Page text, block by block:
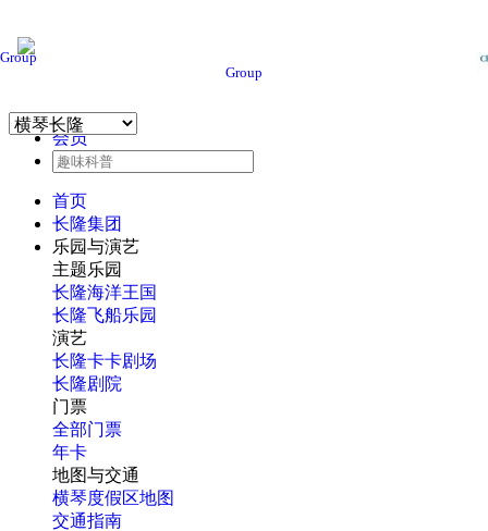
会员
首页
长隆集团
Group
乐园与演艺
主题乐园
长隆海洋王国
长隆飞船乐园
演艺
长隆卡卡剧场
长隆剧院
门票
全部门票
年卡
地图与交通
横琴度假区地图
交通指南
Group